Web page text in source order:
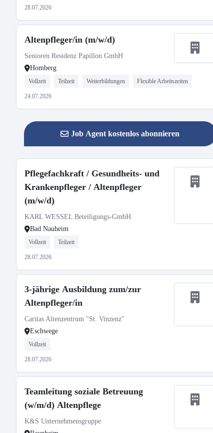
28.07.2026
Altenpfleger/in (m/w/d)
Senioren Residenz Papillon GmbH
Homberg
Vollzeit Teilzeit Weiterbildungen Flexible Arbeitszeiten
24.07.2026
Job Agent kostenlos abonnieren
Pflegefachkraft / Gesundheits- und
Krankenpfleger / Altenpfleger
(m/w/d)
KARL WESSEL Beteiligungs-GmbH
Bad Nauheim
Vollzeit Teilzeit
28.07.2026
3-jährige Ausbildung zum/zur
Altenpfleger/in
Caritas Altenzentrum "St. Vinzenz"
Eschwege
Vollzeit
28.07.2026
Teamleitung soziale Betreuung
(w/m/d) Altenpflege
K&S Unternehmensgruppe